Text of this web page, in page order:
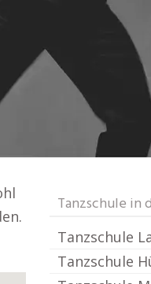
Tanzschule in
Tanzschule
Tanzschule